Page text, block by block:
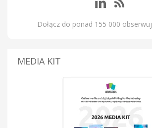
Dołącz do ponad 155 000
MEDIA KIT